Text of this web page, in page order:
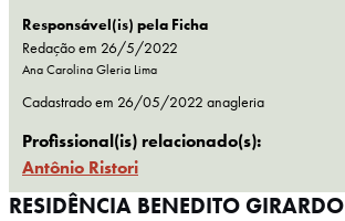
Responsável(is) pela Ficha
Redação em 26/5/2022
Ana Carolina Gleria Lima
Cadastrado em 26/05/2022 anagleria
Profissional(is) relacionado(s):
Antônio Ristori
RESIDÊNCIA BENEDITO GIRARDO